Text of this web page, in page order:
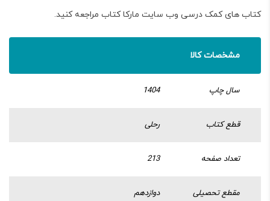
کتاب های کمک درسی وب سایت مارکا کتاب مراجعه کنید.
مشخصات کالا
سال چاپ 1404
قطع کتاب رحلی
تعداد صفحه 213
مقطع تحصیلی دوازدهم